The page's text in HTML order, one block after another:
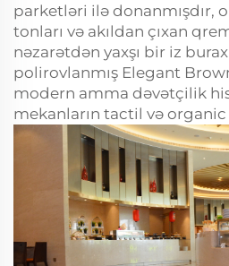
parketləri ilə donanmışdır,
tonları və akıldan çıxan
nəzarətdən yaxşı bir iz
polirovlanmış Elegant
modern amma dəvətçilik
mekanların tactil və organic